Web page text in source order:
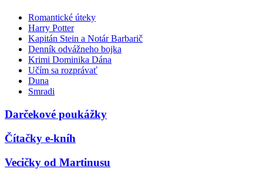
Romantické úteky
Harry Potter
Kapitán Stein a Notár Barbarič
Denník odvážneho bojka
Krimi Dominika Dána
Učím sa rozprávať
Duna
Smradi
Darčekové poukážky
Čítačky e-kníh
Vecičky od Martinusu